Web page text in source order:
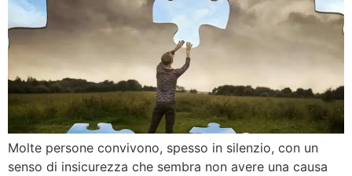
Molte persone convivono, spesso in silenzio, con un
senso di insicurezza che sembra non avere una causa